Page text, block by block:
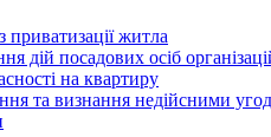
приватизації житла
дій посадових осіб
на квартиру
та визнання недійсними